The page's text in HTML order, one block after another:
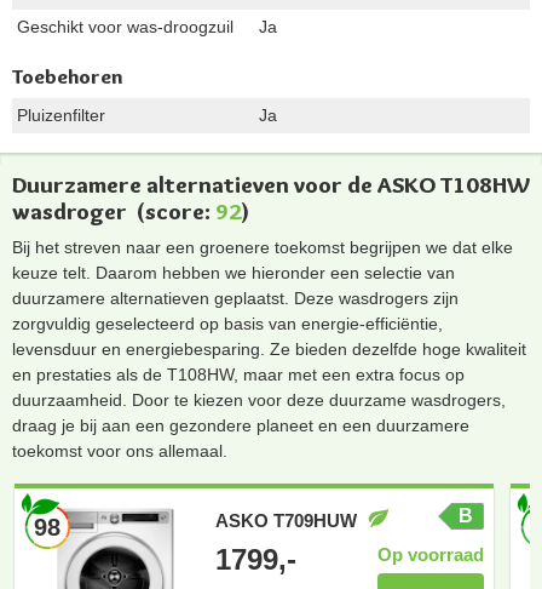
Geschikt voor was-droogzuil
Ja
Toebehoren
Pluizenfilter Ja
Duurzamere alternatieven voor de ASKO T108HW
wasdroger (score: 92)
Bij het streven naar een groenere toekomst begrijpen we dat elke
keuze telt. Daarom hebben we hieronder een selectie van
duurzamere alternatieven geplaatst. Deze wasdrogers zijn
zorgvuldig geselecteerd op basis van energie-efficiëntie,
levensduur en energiebesparing. Ze bieden dezelfde hoge kwaliteit
en prestaties als de T108HW, maar met een extra focus op
duurzaamheid. Door te kiezen voor deze duurzame wasdrogers,
draag je bij aan een gezondere planeet en een duurzamere
toekomst voor ons allemaal.
98 ASKO T709HUW B
1799,- Op voorraad